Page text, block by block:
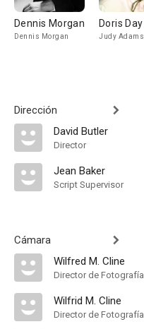
Dennis Morgan
Dennis Morgan
Doris Day
Judy Adams
Dirección
David Butler
Director
Jean Baker
Script Supervisor
Cámara
Wilfred M. Cline
Director de Fotografía
Wilfrid M. Cline
Director de Fotografía